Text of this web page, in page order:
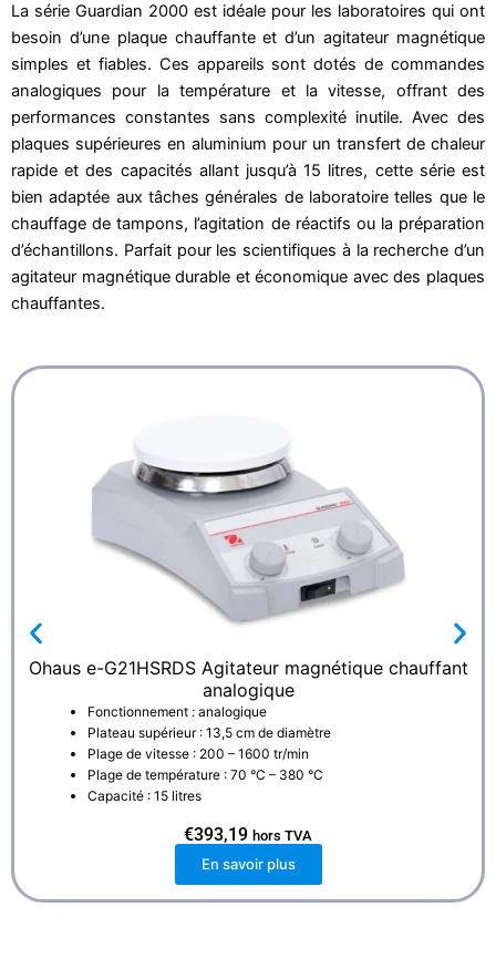
La série Guardian 2000 est idéale pour les laboratoires qui ont
besoin d’une plaque chauffante et d’un agitateur magnétique
simples et fiables. Ces appareils sont dotés de commandes
analogiques pour la température et la vitesse, offrant des
performances constantes sans complexité inutile. Avec des
plaques supérieures en aluminium pour un transfert de chaleur
rapide et des capacités allant jusqu’à 15 litres, cette série est
bien adaptée aux tâches générales de laboratoire telles que le
chauffage de tampons, l’agitation de réactifs ou la préparation
d’échantillons. Parfait pour les scientifiques à la recherche d’un
agitateur magnétique durable et économique avec des plaques
chauffantes.
Ohaus e-G21HSRDS Agitateur magnétique chauffant
analogique
Fonctionnement : analogique
Plateau supérieur : 13,5 cm de diamètre
Plage de vitesse : 200 – 1600 tr/min
Plage de température : 70 °C – 380 °C
Capacité : 15 litres
€393,19 hors TVA
En savoir plus